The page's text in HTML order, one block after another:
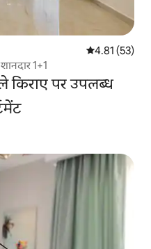
औसत रेटिंग 5 में
4.81 (53)
1+1
किराए पर उपलब्ध